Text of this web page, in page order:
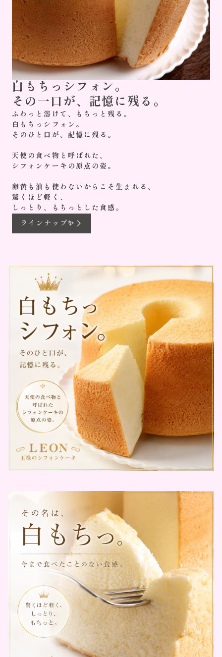
白もちっシフォン。
その一口が、記憶に残る。
ふわっと溶けて、もちっと残る。
白もちっシフォン。
そのひと口が、記憶に残る。
天使の食べ物と呼ばれた、
シフォンケーキの原点の姿。
卵黄も油も使わないからこそ生まれる、
驚くほど軽く、
しっとり、もちっとした食感。
ラインナップ✨